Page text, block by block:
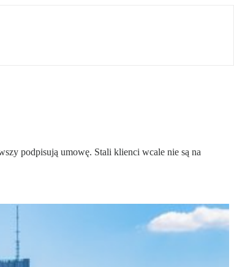
podpisują umowę. Stali klienci wcale nie są na